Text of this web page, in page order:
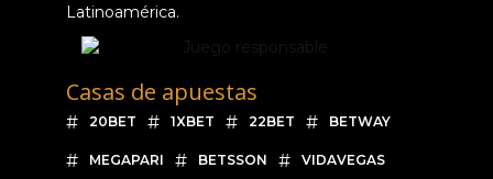
Latinoamérica.
Casas de apuestas
20BET 1XBET 22BET BETWAY
MEGAPARI BETSSON VIDAVEGAS